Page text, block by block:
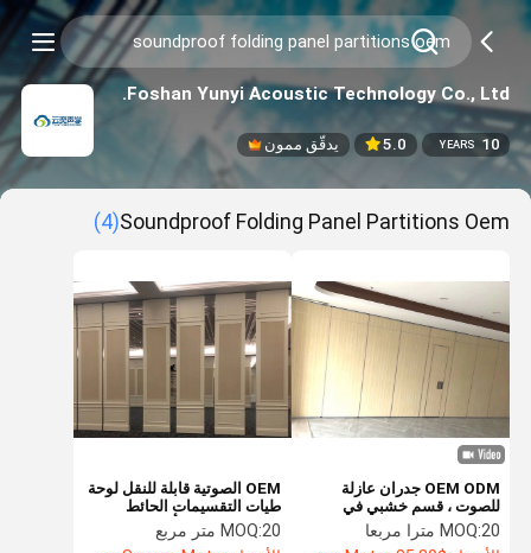
Foshan Yunyi Acoustic Technology Co., Ltd.
10
YEARS
5.0 يدقّق ممون
Soundproof Folding Panel Partitions Oem
(4)
OEM الصوتية قابلة للنقل لوحة
طيات التقسيمات الحائط
المكتب قاعة المأدبة
MOQ:20 متر مربع
OEM ODM جدران عازلة
للصوت ، قسم خشبي في
القاعةMOQ:20 مترا مربعا